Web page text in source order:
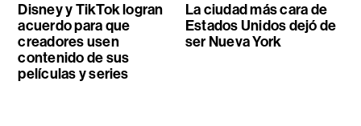
Disney y TikTok logran
acuerdo para que
creadores usen
contenido de sus
películas y series
La ciudad más cara de
Estados Unidos dejó de
ser Nueva York